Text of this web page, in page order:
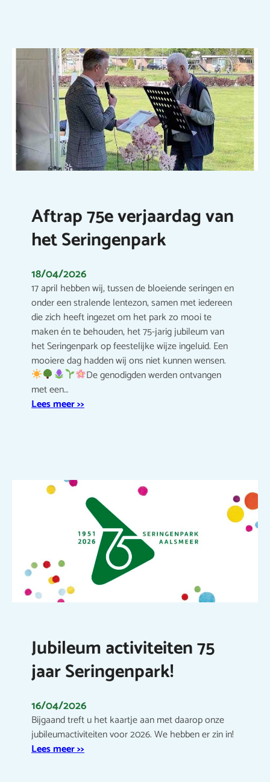
Aftrap 75e verjaardag van
het Seringenpark
18/04/2026
17 april hebben wij, tussen de bloeiende seringen en
onder een stralende lentezon, samen met iedereen
die zich heeft ingezet om het park zo mooi te
maken én te behouden, het 75-jarig jubileum van
het Seringenpark op feestelijke wijze ingeluid. Een
mooiere dag hadden wij ons niet kunnen wensen.
De genodigden werden ontvangen
met een…
Lees meer >>
Jubileum activiteiten 75
jaar Seringenpark!
16/04/2026
Bijgaand treft u het kaartje aan met daarop onze
jubileumactiviteiten voor 2026. We hebben er zin in!
Lees meer >>